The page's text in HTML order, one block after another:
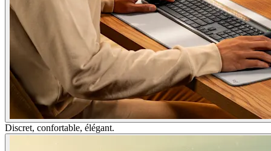
Discret, confortable, élégant.